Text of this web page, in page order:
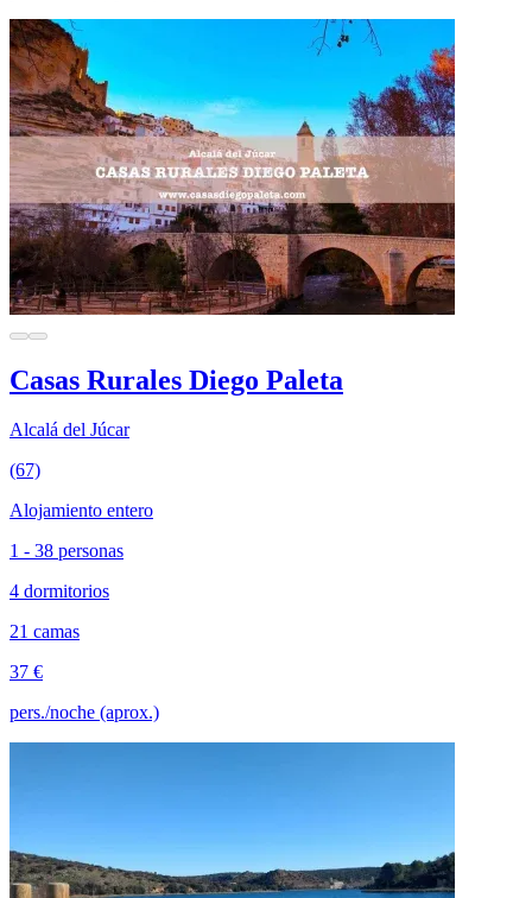
Casas Rurales Diego Paleta
Alcalá del Júcar
(67)
Alojamiento entero
1 - 38 personas
4 dormitorios
21 camas
37 €
pers./noche (aprox.)